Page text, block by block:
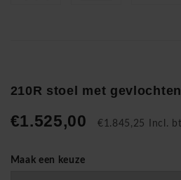
210R stoel met
€1.525,00 €1.845,25 Incl.
Maak een keuze